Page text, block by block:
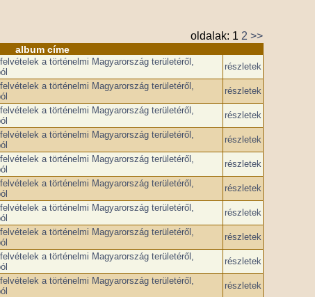
oldalak: 1 2 >>
album címe
a történelmi Magyarország területéről,
részletek
a történelmi Magyarország területéről,
részletek
a történelmi Magyarország területéről,
részletek
a történelmi Magyarország területéről,
részletek
a történelmi Magyarország területéről,
részletek
a történelmi Magyarország területéről,
részletek
a történelmi Magyarország területéről,
részletek
a történelmi Magyarország területéről,
részletek
a történelmi Magyarország területéről,
részletek
a történelmi Magyarország területéről,
részletek